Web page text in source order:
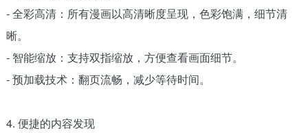
- 全彩高清：所有漫画以高清晰度呈现，色彩饱满，细节清
晰。
- 智能缩放：支持双指缩放，方便查看画面细节。
- 预加载技术：翻页流畅，减少等待时间。
4. 便捷的内容发现